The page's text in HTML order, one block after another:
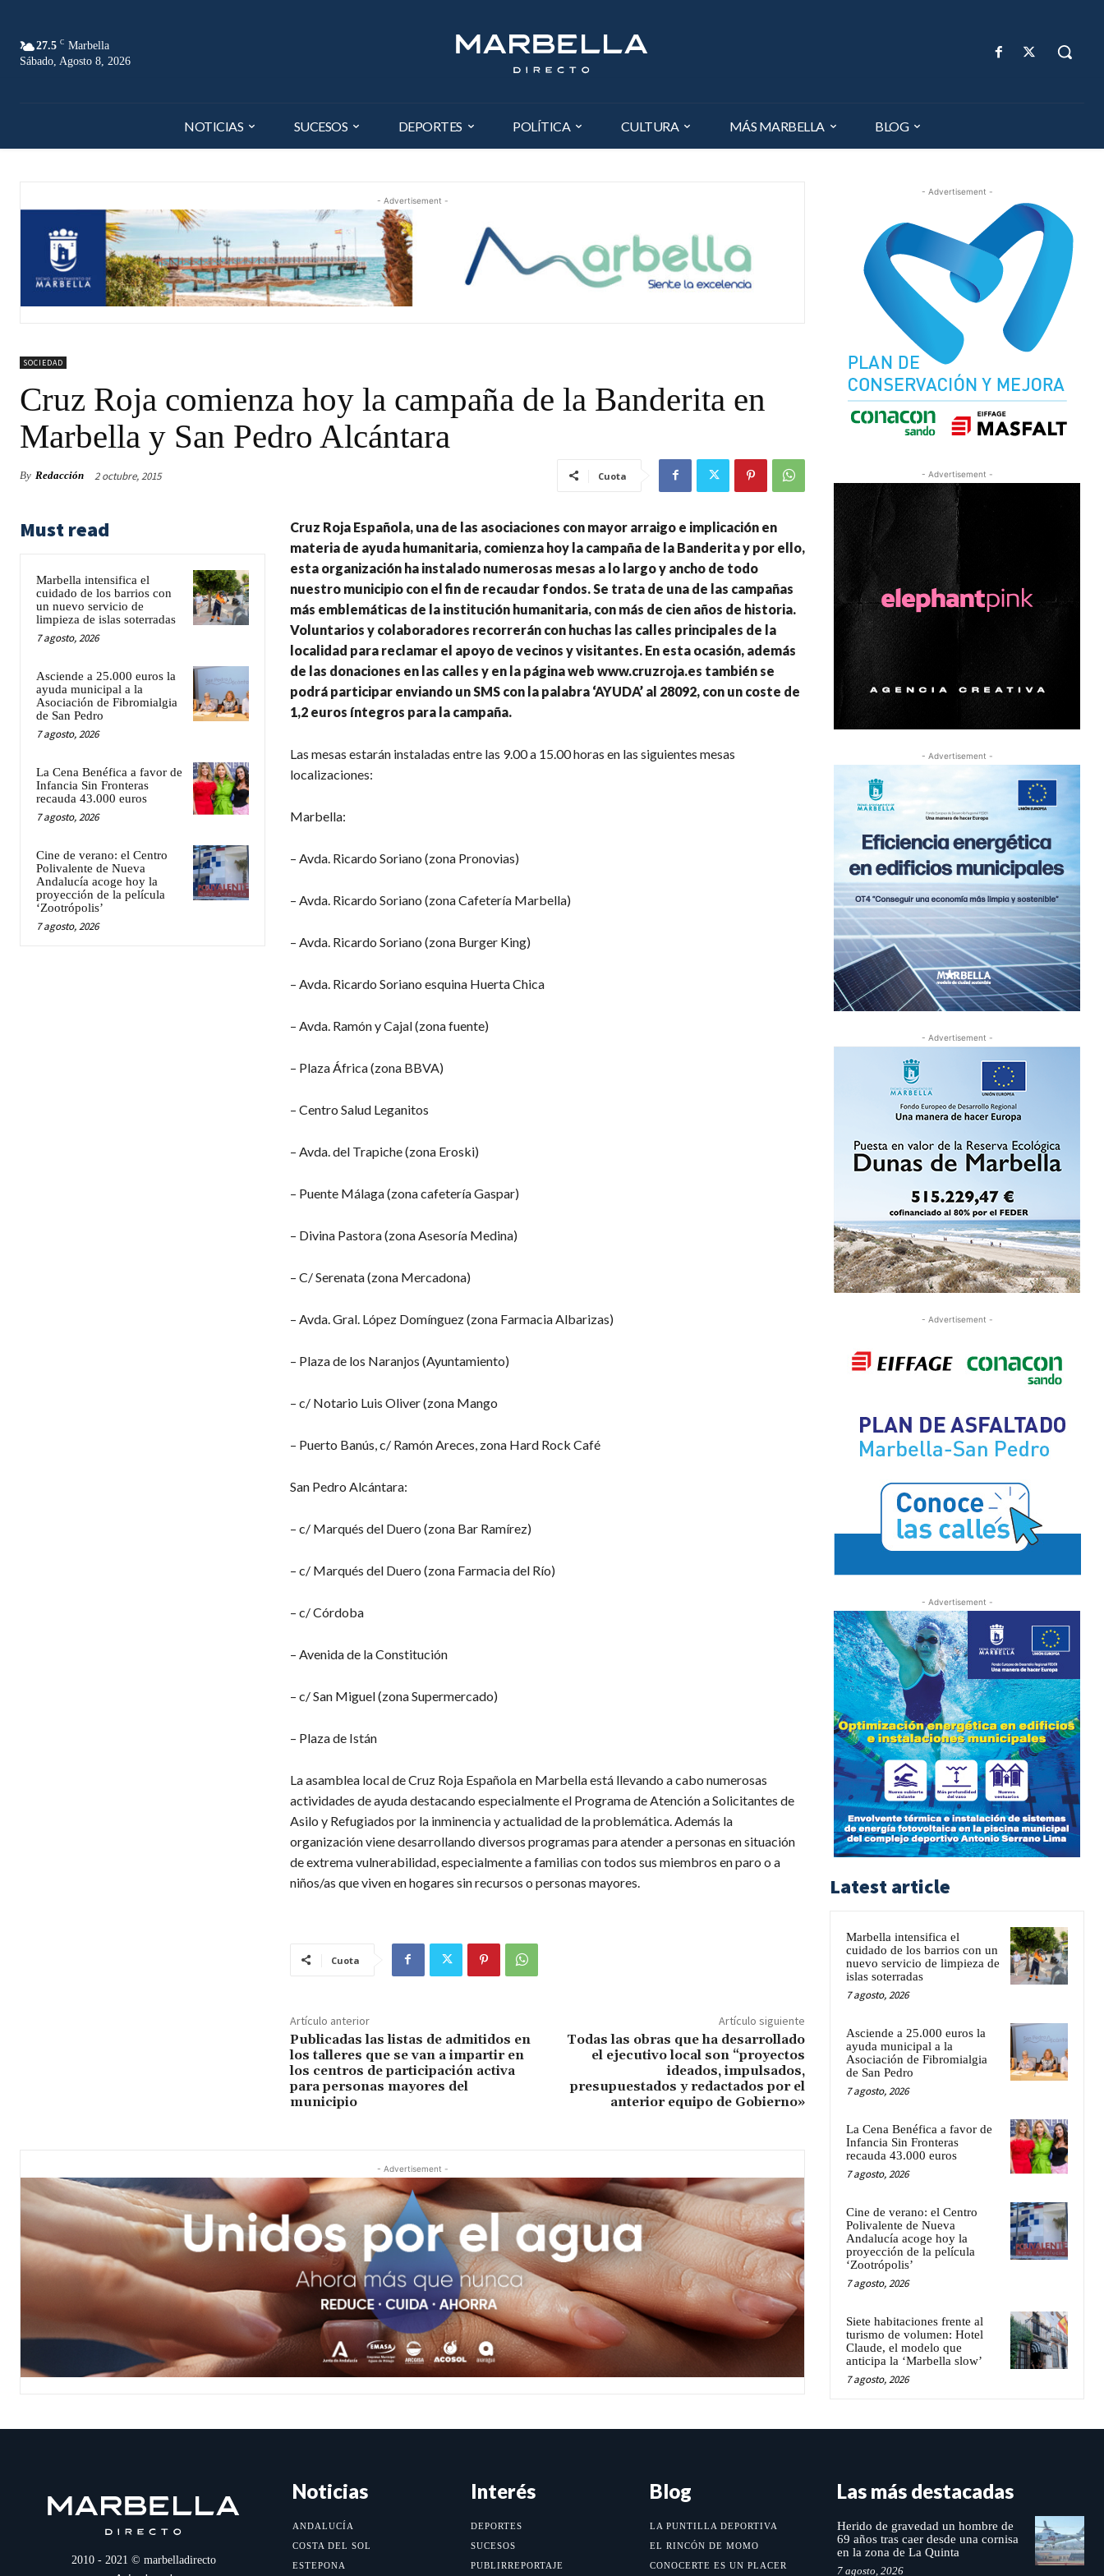
27.5 C Marbella
Sábado, Agosto 8, 2026
NOTICIAS SUCESOS DEPORTES POLÍTICA CULTURA MÁS MARBELLA BLOG
- Advertisement -
SOCIEDAD
Cruz Roja comienza hoy la campaña de la Banderita en
Marbella y San Pedro Alcántara
By Redacción 2 octubre, 2015 Cuota
Must read
Marbella intensifica el
cuidado de los barrios con
un nuevo servicio de
limpieza de islas soterradas
7 agosto, 2026
Asciende a 25.000 euros la
ayuda municipal a la
Asociación de Fibromialgia
de San Pedro
7 agosto, 2026
La Cena Benéfica a favor de
Infancia Sin Fronteras
recauda 43.000 euros
7 agosto, 2026
Cine de verano: el Centro
Polivalente de Nueva
Andalucía acoge hoy la
proyección de la película
‘Zootrópolis’
7 agosto, 2026
Cruz Roja Española, una de las asociaciones con mayor arraigo e implicación en
materia de ayuda humanitaria, comienza hoy la campaña de la Banderita y por ello,
esta organización ha instalado numerosas mesas a lo largo y ancho de todo
nuestro municipio con el fin de recaudar fondos. Se trata de una de las campañas
más emblemáticas de la institución humanitaria, con más de cien años de historia.
Voluntarios y colaboradores recorrerán con huchas las calles principales de la
localidad para reclamar el apoyo de vecinos y visitantes. En esta ocasión, además
de las donaciones en las calles y en la página web www.cruzroja.es también se
podrá participar enviando un SMS con la palabra ‘AYUDA’ al 28092, con un coste de
1,2 euros íntegros para la campaña.
Las mesas estarán instaladas entre las 9.00 a 15.00 horas en las siguientes mesas
localizaciones:
Marbella:
– Avda. Ricardo Soriano (zona Pronovias)
– Avda. Ricardo Soriano (zona Cafetería Marbella)
– Avda. Ricardo Soriano (zona Burger King)
– Avda. Ricardo Soriano esquina Huerta Chica
– Avda. Ramón y Cajal (zona fuente)
– Plaza África (zona BBVA)
– Centro Salud Leganitos
– Avda. del Trapiche (zona Eroski)
– Puente Málaga (zona cafetería Gaspar)
– Divina Pastora (zona Asesoría Medina)
– C/ Serenata (zona Mercadona)
– Avda. Gral. López Domínguez (zona Farmacia Albarizas)
– Plaza de los Naranjos (Ayuntamiento)
– c/ Notario Luis Oliver (zona Mango
– Puerto Banús, c/ Ramón Areces, zona Hard Rock Café
San Pedro Alcántara:
– c/ Marqués del Duero (zona Bar Ramírez)
– c/ Marqués del Duero (zona Farmacia del Río)
– c/ Córdoba
– Avenida de la Constitución
– c/ San Miguel (zona Supermercado)
– Plaza de Istán
La asamblea local de Cruz Roja Española en Marbella está llevando a cabo numerosas
actividades de ayuda destacando especialmente el Programa de Atención a Solicitantes de
Asilo y Refugiados por la inminencia y actualidad de la problemática. Además la
organización viene desarrollando diversos programas para atender a personas en situación
de extrema vulnerabilidad, especialmente a familias con todos sus miembros en paro o a
niños/as que viven en hogares sin recursos o personas mayores.
Cuota
Artículo anterior
Publicadas las listas de admitidos en
los talleres que se van a impartir en
los centros de participación activa
para personas mayores del
municipio
Artículo siguiente
Todas las obras que ha desarrollado
el ejecutivo local son “proyectos
ideados, impulsados,
presupuestados y redactados por el
anterior equipo de Gobierno»
- Advertisement -
- Advertisement -
- Advertisement -
- Advertisement -
- Advertisement -
- Advertisement -
- Advertisement -
Latest article
Marbella intensifica el
cuidado de los barrios con un
nuevo servicio de limpieza de
islas soterradas
7 agosto, 2026
Asciende a 25.000 euros la
ayuda municipal a la
Asociación de Fibromialgia
de San Pedro
7 agosto, 2026
La Cena Benéfica a favor de
Infancia Sin Fronteras
recauda 43.000 euros
7 agosto, 2026
Cine de verano: el Centro
Polivalente de Nueva
Andalucía acoge hoy la
proyección de la película
‘Zootrópolis’
7 agosto, 2026
Siete habitaciones frente al
turismo de volumen: Hotel
Claude, el modelo que
anticipa la ‘Marbella slow’
7 agosto, 2026
2010 - 2021 © marbelladirecto
Noticias
ANDALUCÍA
COSTA DEL SOL
ESTEPONA
Interés
DEPORTES
SUCESOS
PUBLIRREPORTAJE
Blog
LA PUNTILLA DEPORTIVA
EL RINCÓN DE MOMO
CONOCERTE ES UN PLACER
Las más destacadas
Herido de gravedad un hombre de
69 años tras caer desde una cornisa
en la zona de La Quinta
7 agosto, 2026